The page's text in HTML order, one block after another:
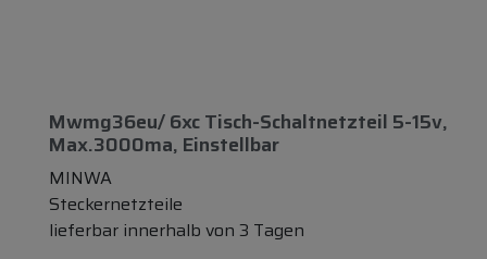
Mwmg36eu/ 6xc Tisch-Schaltnetzteil 5-15v,
Max.3000ma, Einstellbar
MINWA
Steckernetzteile
lieferbar innerhalb von 3 Tagen